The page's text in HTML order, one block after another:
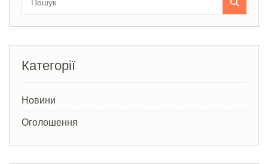
Категорії
Новини
Оголошення